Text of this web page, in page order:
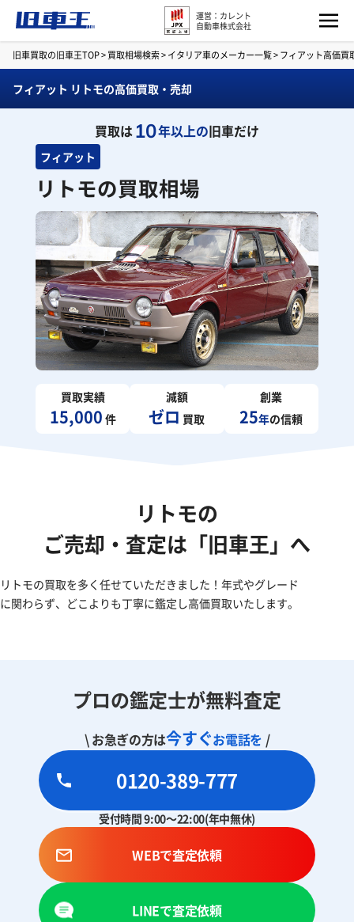
運営：カレント
自動車株式会社
旧車買取の旧車王TOP>買取相場検索>イタリア車のメーカー一覧>フィアット高価買
フィアット リトモの高価買取・売却
買取は10年以上の旧車だけ
フィアット
リトモの買取相場
買取実績
15,000 件
減額
ゼロ 買取
創業
25年の信頼
リトモの
ご売却・査定は「旧車王」へ
リトモの買取を多く任せていただきました！年式やグレード
に関わらず、どこよりも丁寧に鑑定し高価買取いたします。
プロの鑑定士が無料査定
\ お急ぎの方は今すぐお電話を /
0120-389-777
受付時間 9:00～22:00(年中無休)
WEBで査定依頼
LINEで査定依頼